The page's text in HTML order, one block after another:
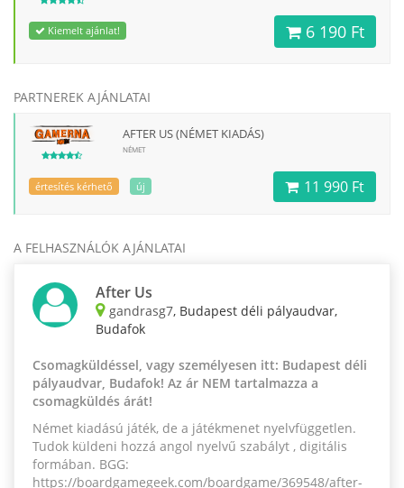
Kiemelt ajánlat! 6 190 Ft
PARTNEREK AJÁNLATAI
AFTER US (NÉMET KIADÁS)
NÉMET
értesítés kérhető új 11 990 Ft
A FELHASZNÁLÓK AJÁNLATAI
After Us
gandrasg7, Budapest déli pályaudvar,
Budafok
Csomagküldéssel, vagy személyesen itt: Budapest déli
pályaudvar, Budafok! Az ár NEM tartalmazza a
csomagküldés árát!
Német kiadású játék, de a játékmenet nyelvfüggetlen.
Tudok küldeni hozzá angol nyelvű szabályt , digitális
formában. BGG:
https://boardgamegeek.com/boardgame/369548/after-